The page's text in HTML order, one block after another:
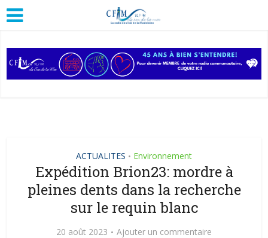
ACTUALITES • Environnement
Expédition Brion23: mordre à
pleines dents dans la recherche
sur le requin blanc
20 août 2023 Ajouter un commentaire